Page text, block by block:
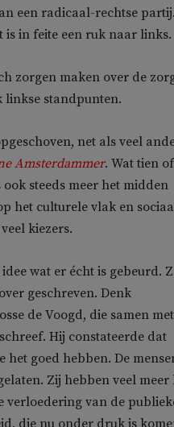
een radicaal-rechtse partij.
is in feite een ruk naar links.
zorgen maken over de
linkse standpunten.
net als veel
Amsterdammer. Wat tien of
steeds meer het midden
het culturele vlak en
kiezers.
wat er écht is gebeurd.
geschreven. Denk
de Voogd, die samen met
schreef. Hij constateerde dat
goed hebben. De
Zij hebben veel meer
verloedering van de
die nu onder druk is